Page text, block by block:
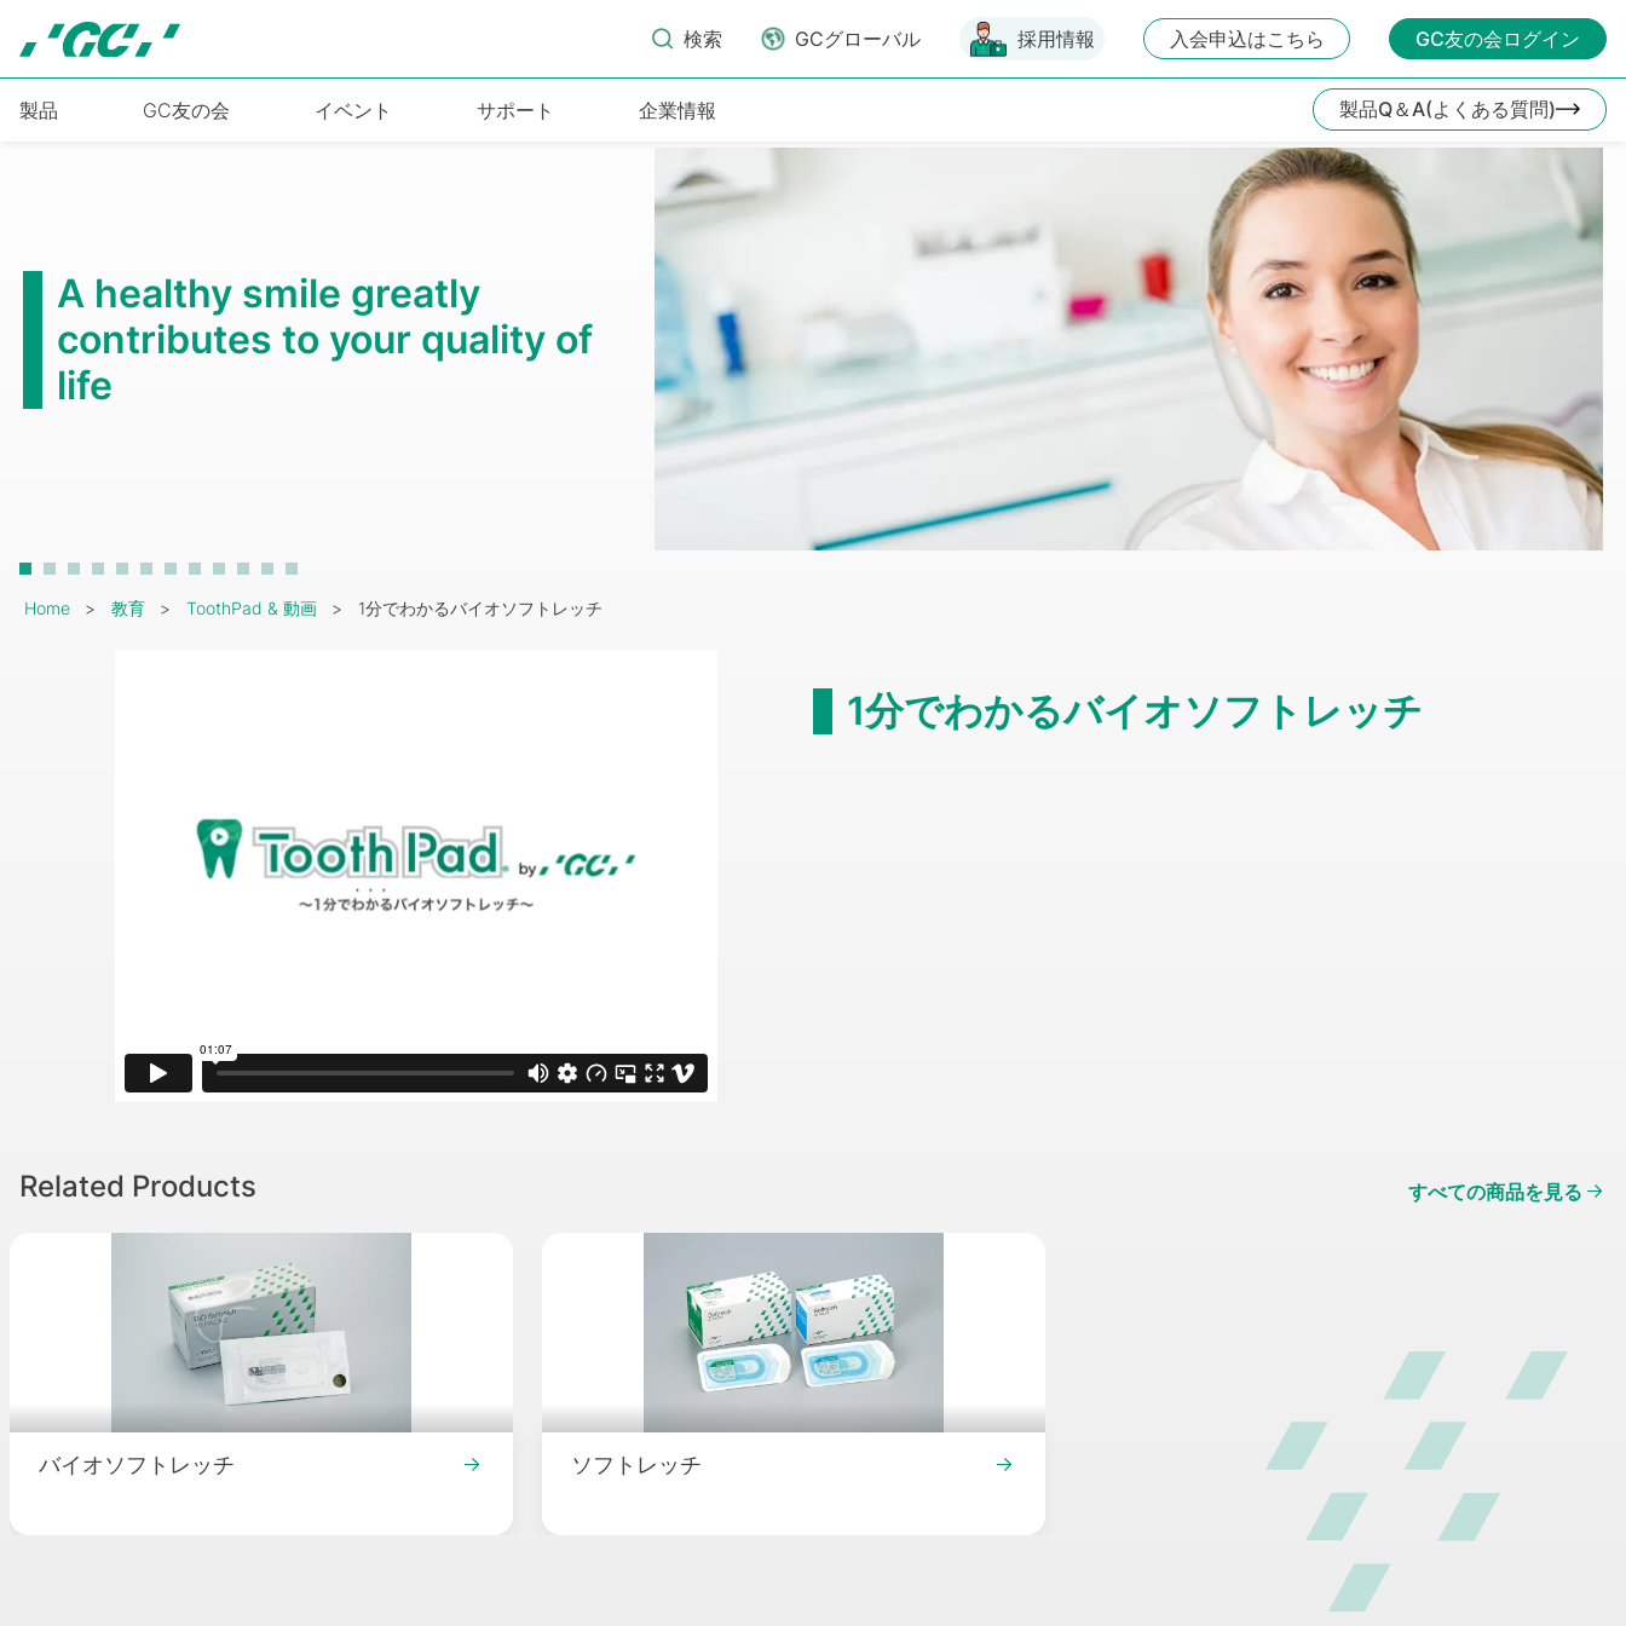
検索 GCグローバル 採用情報 入会申込はこちら GC友の会ログイン
製品 GC友の会 イベント サポート 企業情報 製品Q＆A(よくある質問)
A healthy smile greatly
contributes to your quality of
life
Breadcrumb
Home 教育 ToothPad & 動画 1分でわかるバイオソフトレッチ
1分でわかるバイオソフトレッチ
Related Products すべての商品を見る
バイオソフトレッチ ソフトレッチ